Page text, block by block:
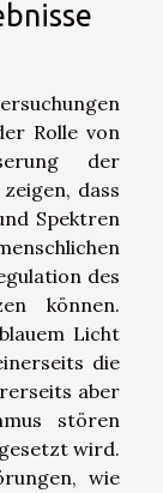
Rolle von
der
dass
Spektren
des
können.
Licht
die
aber
stören
wird.
wie